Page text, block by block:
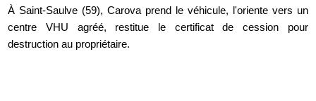
À Saint-Saulve (59), Carova prend le véhicule, l'oriente vers un
centre VHU agréé, restitue le certificat de cession pour
destruction au propriétaire.